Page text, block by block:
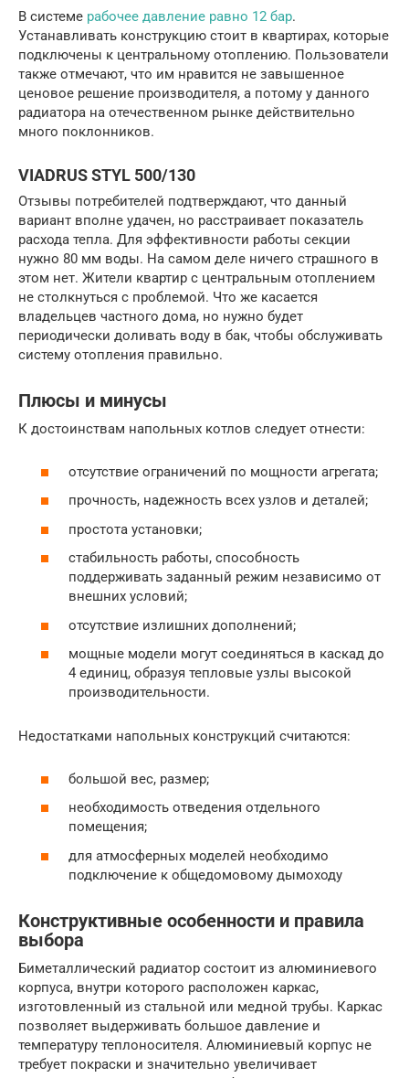
В системе рабочее давление равно 12 бар.
Устанавливать конструкцию стоит в квартирах, которые
подключены к центральному отоплению. Пользователи
также отмечают, что им нравится не завышенное
ценовое решение производителя, а потому у данного
радиатора на отечественном рынке действительно
много поклонников.
VIADRUS STYL 500/130
Отзывы потребителей подтверждают, что данный
вариант вполне удачен, но расстраивает показатель
расхода тепла. Для эффективности работы секции
нужно 80 мм воды. На самом деле ничего страшного в
этом нет. Жители квартир с центральным отоплением
не столкнуться с проблемой. Что же касается
владельцев частного дома, но нужно будет
периодически доливать воду в бак, чтобы обслуживать
систему отопления правильно.
Плюсы и минусы
К достоинствам напольных котлов следует отнести:
отсутствие ограничений по мощности агрегата;
прочность, надежность всех узлов и деталей;
простота установки;
стабильность работы, способность
поддерживать заданный режим независимо от
внешних условий;
отсутствие излишних дополнений;
мощные модели могут соединяться в каскад до
4 единиц, образуя тепловые узлы высокой
производительности.
Недостатками напольных конструкций считаются:
большой вес, размер;
необходимость отведения отдельного
помещения;
для атмосферных моделей необходимо
подключение к общедомовому дымоходу
Конструктивные особенности и правила
выбора
Биметаллический радиатор состоит из алюминиевого
корпуса, внутри которого расположен каркас,
изготовленный из стальной или медной трубы. Каркас
позволяет выдерживать большое давление и
температуру теплоносителя. Алюминиевый корпус не
требует покраски и значительно увеличивает